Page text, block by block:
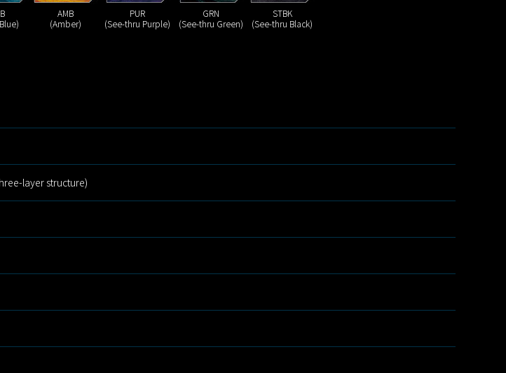
AMB
(Amber)
PUR
(See-thru Purple)
GRN
(See-thru Green)
STBK
(See-thru Black)
layer structure)